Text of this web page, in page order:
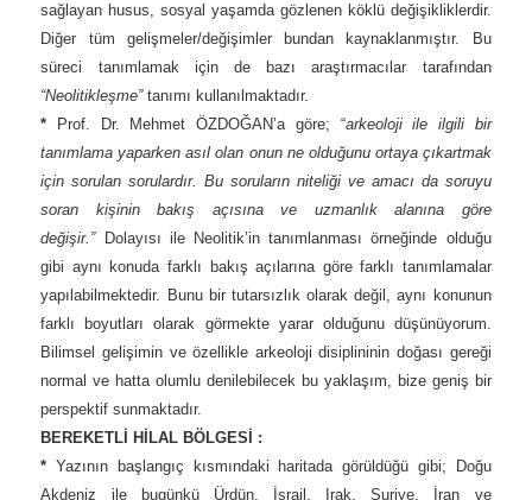
sağlayan husus, sosyal yaşamda gözlenen köklü değişikliklerdir.
Diğer tüm gelişmeler/değişimler bundan kaynaklanmıştır. Bu
süreci tanımlamak için de bazı araştırmacılar tarafından
“Neolitikleşme”tanımı kullanılmaktadır.
*
Prof. Dr. Mehmet ÖZDOĞAN’a göre; “arkeoloji ile ilgili bir
tanımlama yaparken asıl olan onun ne olduğunu ortaya çıkartmak
için sorulan sorulardır. Bu soruların niteliği ve amacı da soruyu
soran kişinin bakış açısına ve uzmanlık alanına göre
değişir.” Dolayısı ile Neolitik’in tanımlanması örneğinde olduğu
gibi aynı konuda farklı bakış açılarına göre farklı tanımlamalar
yapılabilmektedir. Bunu bir tutarsızlık olarak değil, aynı konunun
farklı boyutları olarak görmekte yarar olduğunu düşünüyorum.
Bilimsel gelişimin ve özellikle arkeoloji disiplininin doğası gereği
normal ve hatta olumlu denilebilecek bu yaklaşım, bize geniş bir
perspektif sunmaktadır.
BEREKETLİ HİLAL BÖLGESİ :
*Yazının başlangıç kısmındaki haritada görüldüğü gibi; Doğu
Akdeniz ile bugünkü Ürdün, İsrail, Irak, Suriye, İran ve